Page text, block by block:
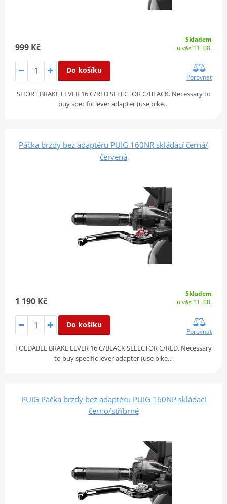
999 Kč
Skladem
u vás 11. 08.
Do košíku
Porovnat
SHORT BRAKE LEVER 16'C/RED SELECTOR C/BLACK. Necessary to
buy specific lever adapter (use bike…
Páčka brzdy bez adaptéru PUIG 160NR skládací černá/
červená
1 190 Kč
Skladem
u vás 11. 08.
Do košíku
Porovnat
FOLDABLE BRAKE LEVER 16'C/BLACK SELECTOR C/RED. Necessary
to buy specific lever adapter (use bike…
PUIG Páčka brzdy bez adaptéru PUIG 160NP skládací
černo/stříbrné